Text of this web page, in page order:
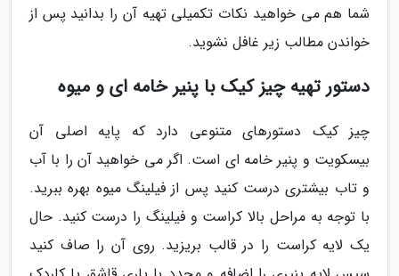
شما هم می خواهید نکات تکمیلی تهیه آن را بدانید پس از
خواندن مطالب زیر غافل نشوید.
دستور تهیه چیز کیک با پنیر خامه ای و میوه
چیز کیک دستورهای متنوعی دارد که پایه اصلی آن
بیسکویت و پنیر خامه ای است. اگر می خواهید آن را با آب
و تاب بیشتری درست کنید پس از فیلینگ میوه بهره ببرید.
با توجه به مراحل بالا کراست و فیلینگ را درست کنید. حال
یک لایه کراست را در قالب بریزید. روی آن را صاف کنید